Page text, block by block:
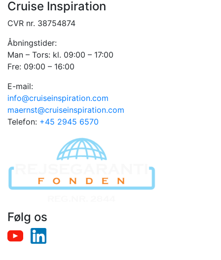
Cruise Inspiration
CVR nr. 38754874
Åbningstider:
Man – Tors: kl. 09:00 – 17:00
Fre: 09:00 – 16:00
E-mail:
info@cruiseinspiration.com
maernst@cruiseinspiration.com
Telefon: +45 2945 6570
Følg os